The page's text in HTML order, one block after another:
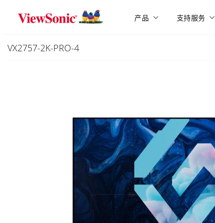
Skip to main content
产品 支持服务
VX2757-2K-PRO-4